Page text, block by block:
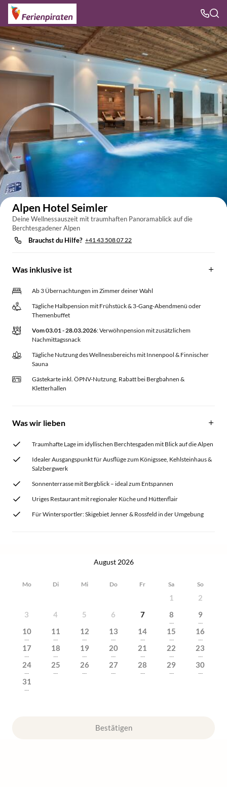
Alpen Hotel Seimler
Deine Wellnessauszeit mit traumhaften Panoramablick auf die
Berchtesgadener Alpen
Brauchst du Hilfe? +41 43 508 07 22
Was inklusive ist
Ab 3 Übernachtungen im Zimmer deiner Wahl
Tägliche Halbpension mit Frühstück & 3-Gang-Abendmenü oder
Themenbuffet
Vom 03.01 - 28.03.2026: Verwöhnpension mit zusätzlichem
Nachmittagssnack
Tägliche Nutzung des Wellnessbereichs mit Innenpool & Finnischer
Sauna
Gästekarte inkl. ÖPNV-Nutzung, Rabatt bei Bergbahnen &
Kletterhallen
Was wir lieben
Traumhafte Lage im idyllischen Berchtesgaden mit Blick auf die Alpen
Idealer Ausgangspunkt für Ausflüge zum Königssee, Kehlsteinhaus &
Salzbergwerk
Sonnenterrasse mit Bergblick – ideal zum Entspannen
Uriges Restaurant mit regionaler Küche und Hüttenflair
Für Wintersportler: Skigebiet Jenner & Rossfeld in der Umgebung
August 2026
Mo Di Mi Do Fr Sa So
1
2
3
4 5 6 7 8
---
9
---
10
---
11
---
12
---
13
---
14
---
15
---
16
---
17
---
18
---
19
---
20
---
21
---
22
---
23
---
24
---
25
---
26
---
27
---
28
---
29
---
30
---
31
---
Bestätigen